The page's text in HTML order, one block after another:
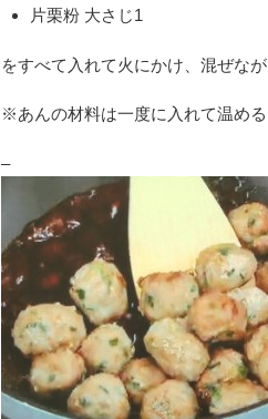
片栗粉 大さじ1
をすべて入れて火にかけ、混ぜな
※あんの材料は一度に入れて温め
–